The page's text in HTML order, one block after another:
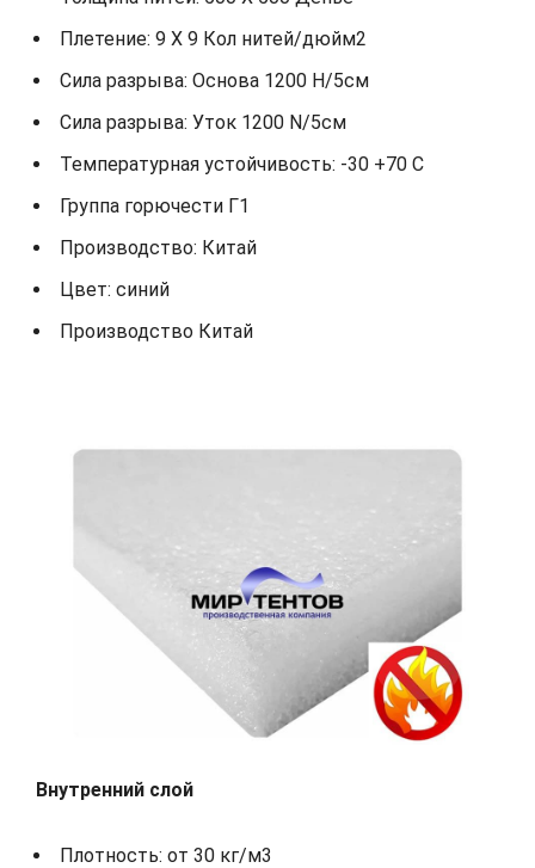
Плетение: 9 X 9 Кол нитей/дюйм2
Сила разрыва: Основа 1200 Н/5см
Сила разрыва: Уток 1200 N/5см
Температурная устойчивость: -30 +70 С
Группа горючести Г1
Производство: Китай
Цвет: синий
Производство Китай
Внутренний слой
Плотность: от 30 кг/м3